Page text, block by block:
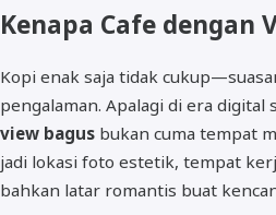
Kenapa Cafe dengan
Kopi enak saja tidak
pengalaman. Apalagi di era digital
view bagus bukan cuma tempat
jadi lokasi foto estetik, tempat
bahkan latar romantis buat